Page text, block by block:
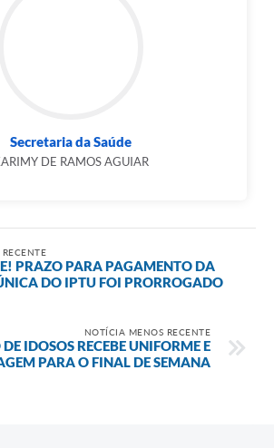
Secretaria da Saúde
DE RAMOS AGUIAR
PRAZO PARA PAGAMENTO DA
DO IPTU FOI PRORROGADO
NOTÍCIA MENOS RECENTE
IDOSOS RECEBE UNIFORME E
PARA O FINAL DE SEMANA